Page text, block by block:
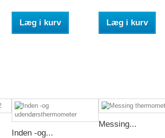
Læg i kurv Læg i kurv
Inden -og...
Messing...